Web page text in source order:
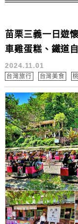
苗栗三義一日遊
車雞蛋糕、鐵道
2024.11.01
台灣旅行 台灣美食